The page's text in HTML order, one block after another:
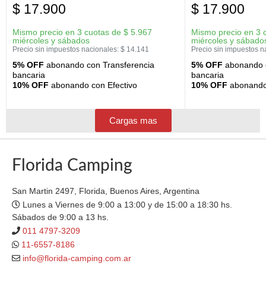
$ 17.900
Mismo precio en 3 cuotas de $ 5.967
miércoles y sábados
Precio sin impuestos nacionales: $ 14.141
5% OFF abonando con Transferencia
bancaria
10% OFF abonando con Efectivo
$ 17.900
Mismo precio en 3
miércoles y
Precio sin impuestos
5% OFF abonando
bancaria
10% OFF
Cargas mas
Florida Camping
San Martin 2497, Florida, Buenos Aires, Argentina
Lunes a Viernes de 9:00 a 13:00 y de 15:00 a 18:30 hs.
Sábados de 9:00 a 13 hs.
011 4797-3209
11-6557-8186
info@florida-camping.com.ar